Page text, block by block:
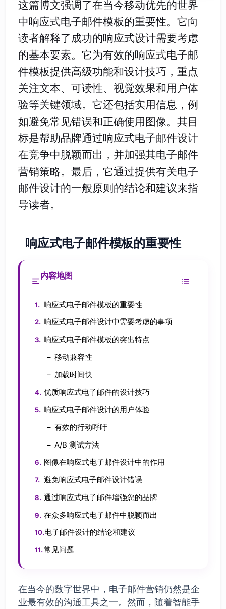
这篇博文强调了在当今移动优先的世界
中响应式电子邮件模板的重要性。它向
读者解释了成功的响应式设计需要考虑
的基本要素。它为有效的响应式电子邮
件模板提供高级功能和设计技巧，重点
关注文本、可读性、视觉效果和用户体
验等关键领域。它还包括实用信息，例
如避免常见错误和正确使用图像。其目
标是帮助品牌通过响应式电子邮件设计
在竞争中脱颖而出，并加强其电子邮件
营销策略。最后，它通过提供有关电子
邮件设计的一般原则的结论和建议来指
导读者。
响应式电子邮件模板的重要性
内容地图
响应式电子邮件模板的重要性
响应式电子邮件设计中需要考虑的事项
响应式电子邮件模板的突出特点
移动兼容性
加载时间快
优质响应式电子邮件的设计技巧
响应式电子邮件设计的用户体验
有效的行动呼吁
A/B 测试方法
图像在响应式电子邮件设计中的作用
避免响应式电子邮件设计错误
通过响应式电子邮件增强您的品牌
在众多响应式电子邮件中脱颖而出
电子邮件设计的结论和建议
常见问题
在当今的数字世界中，电子邮件营销仍然是企
业最有效的沟通工具之一。然而，随着智能手